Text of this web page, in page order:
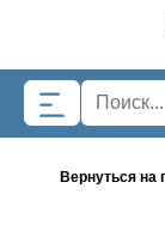
Вернуться на